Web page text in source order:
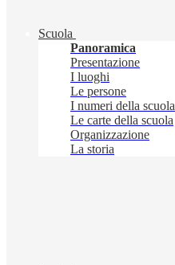
Scuola
Panoramica
Presentazione
I luoghi
Le persone
I numeri della scuola
Le carte della scuola
Organizzazione
La storia